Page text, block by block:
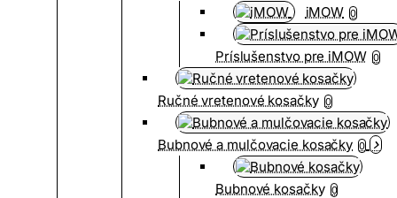
iMOW 0
Príslušenstvo pre iMOW 0
Ručné vretenové kosačky 0
Bubnové a mulčovacie kosačky 0
Bubnové kosačky 0